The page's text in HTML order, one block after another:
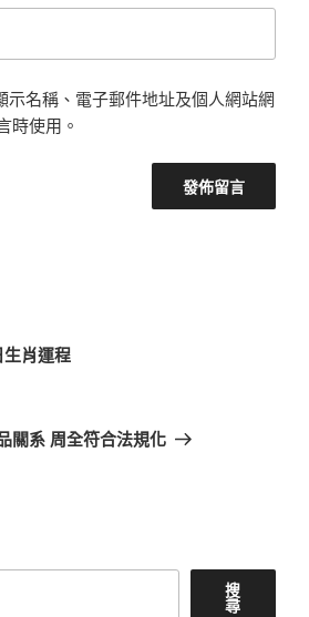
示名稱、電子郵件地址及個人網站網
時使用。
肖運程
關系 周全符合法規化
搜
尋